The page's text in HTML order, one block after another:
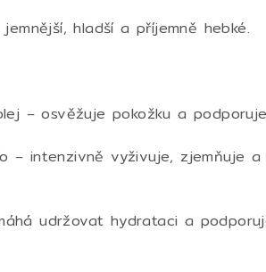
hladší a příjemně hebké.
– osvěžuje pokožku a
– intenzivně vyživuje, zjemňuje
udržovat hydrataci a